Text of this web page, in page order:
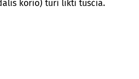
korio) turi likti tuščia.